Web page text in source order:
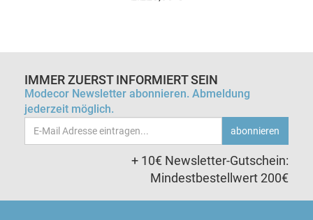
IMMER ZUERST INFORMIERT SEIN
Modecor Newsletter abonnieren. Abmeldung
jederzeit möglich.
Email-
Adresse
abonnieren
+ 10€ Newsletter-Gutschein:
Mindestbestellwert 200€